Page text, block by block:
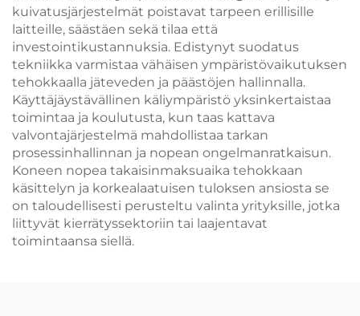
kuivatusjärjestelmät poistavat tarpeen erillisille
laitteille, säästäen sekä tilaa että
investointikustannuksia. Edistynyt suodatus
tekniikka varmistaa vähäisen ympäristövaikutuksen
tehokkaalla jäteveden ja päästöjen hallinnalla.
Käyttäjäystävällinen käliympäristö yksinkertaistaa
toimintaa ja koulutusta, kun taas kattava
valvontajärjestelmä mahdollistaa tarkan
prosessinhallinnan ja nopean ongelmanratkaisun.
Koneen nopea takaisinmaksuaika tehokkaan
käsittelyn ja korkealaatuisen tuloksen ansiosta se
on taloudellisesti perusteltu valinta yrityksille, jotka
liittyvät kierrätyssektoriin tai laajentavat
toimintaansa siellä.